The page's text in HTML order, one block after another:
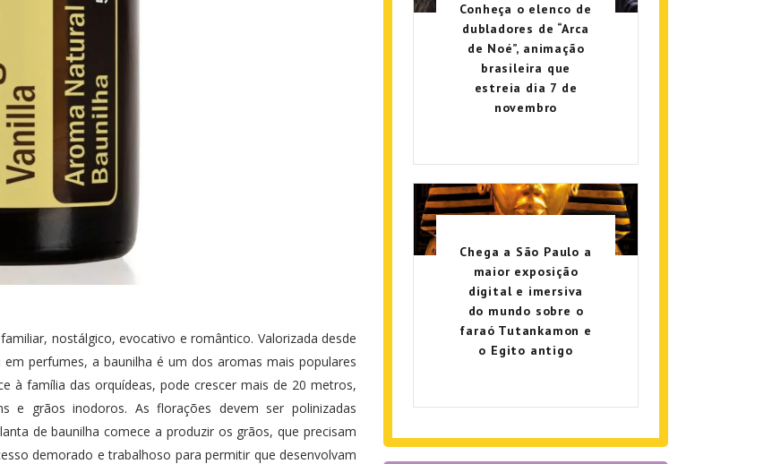
nostálgico, evocativo e romântico. Valorizada desde
perfumes, a baunilha é um dos aromas mais populares
à família das orquídeas, pode crescer mais de 20 metros,
e grãos inodoros. As florações devem ser polinizadas
de baunilha comece a produzir os grãos, que precisam
demorado e trabalhoso para permitir que desenvolvam
Conheça o elenco de
dubladores de “Arca
de Noé”, animação
brasileira que
estreia dia 7 de
novembro
Chega a São Paulo a
maior exposição
digital e imersiva
do mundo sobre o
faraó Tutankamon e
o Egito antigo